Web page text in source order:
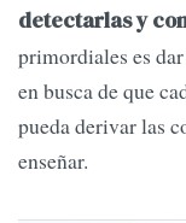
detectarlas y
primordiales es
en busca de que
pueda derivar las
enseñar.